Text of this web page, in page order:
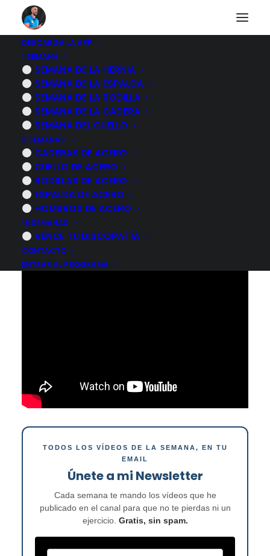
DESCARGA LA APP
1 SEMANA
SEMANA DE LA HERNIA
SEMANA DE LA ESPALDA
SEMANA DE LA RODILLA
SEMANA DE LA CADERA
SEMANA DEL CUELLO
3 SEMANAS
CADERAS DE ACERO
CUELLO DE ACERO
RODILLAS DE ACERO
ESPALDA DE ACERO
HOMBROS DE ACERO
16 SEMANAS
VENCE TU DISCOPATÍA
CONTACTO
ENTRAR AL PROGRAMA
Los 5 MEJORES
EJERCICIOS para el
DESGARRO de
MENISCO
27 MARZO, 2025 | POR
TODOS LOS VÍDEOS DE LA SEMANA, EN TU
EMAIL
Únete a mi Newsletter
Cada semana te mando los vídeos que he
publicado en el canal para que no te pierdas ni un
ejercicio. Gratis, sin spam.